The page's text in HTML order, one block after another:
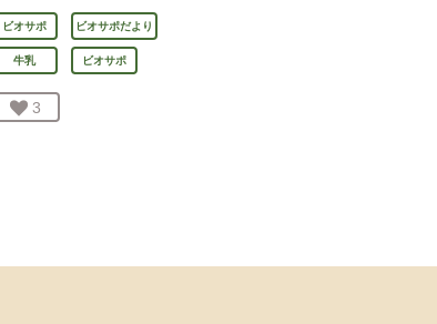
ビオサポ ビオサポだより
牛乳 ビオサポ
お気に入り登録：
3